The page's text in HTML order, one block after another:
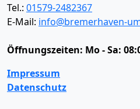
Tel.: 01579-2482367
E-Mail: info@bremerhaven-
Öffnungszeiten: Mo - Sa:
Impressum
Datenschutz